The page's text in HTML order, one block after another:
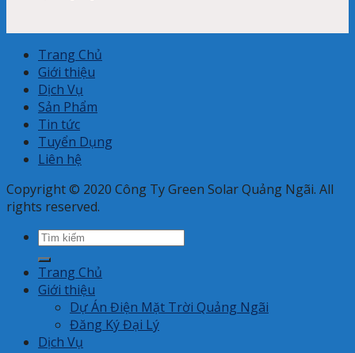
Trang Chủ
Giới thiệu
Dịch Vụ
Sản Phẩm
Tin tức
Tuyển Dụng
Liên hệ
Copyright © 2020 Công Ty Green Solar Quảng Ngãi. All
rights reserved.
Search
for:
Trang Chủ
Giới thiệu
Dự Án Điện Mặt Trời Quảng Ngãi
Đăng Ký Đại Lý
Dịch Vụ